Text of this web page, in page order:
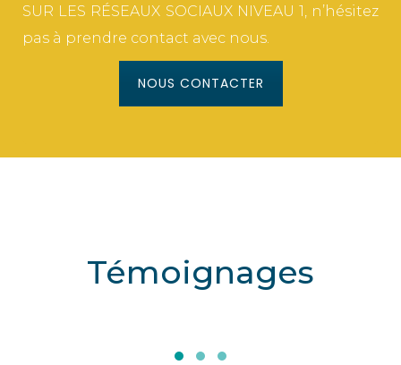
SUR LES RÉSEAUX SOCIAUX NIVEAU 1, n’hésitez
pas à prendre contact avec nous.
NOUS CONTACTER
Témoignages